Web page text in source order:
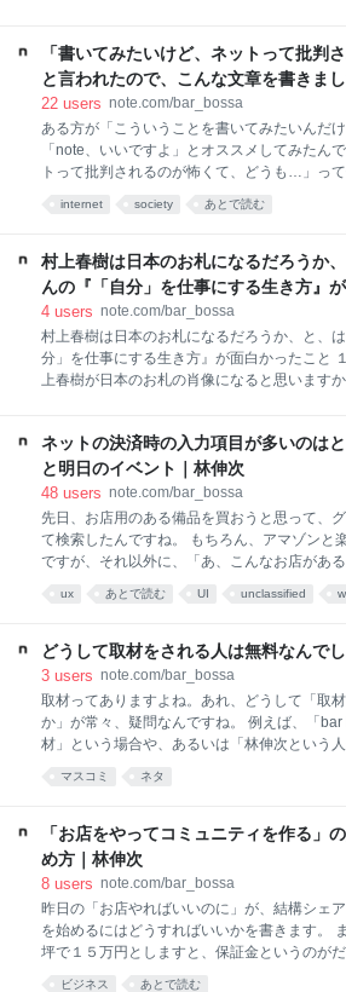
「駄作」がないんです。 これ、理由は、おそ
ビンもバカラックも、「今流行っている新し
ルにあまりトライしなかったから」だと思い
ョビンが電子ピアノ
本で演奏できる機会があれば、連絡ください
「お、結構いいなあ」とか思ったりはするこ
のですが、そういう海外アーティスト、どうい
を用意して、どういう手続きが必要で、とか
からないんですね。 そういう情報、本にして
のは難しいけど、noteで１万字弱くらいで解説
あるいは海外旅行をしてて、すごく美味しいワ
つけるとき、ありますよね。 それってどうや
入できるのかなあってたまに思うんですね。
対に
「書いてみたいけど、ネットって批判
と言われたので、こんな文章を書きま
22 users note.com/bar_bossa
ある方が「こういうことを書いてみたいんだけ
「note、いいですよ」とオススメしてみたん
トって批判されるのが怖くて、どうも…」っ
立つことを書いたり、新しい意見を書いたり
ね。 あなたは批判されたことありますか？ 初
を始めたばかりのとき、コメント欄に「いい
ぎです」みたいなことを書かれたんです。 ま
けるということは、出版関係とか研究者のよ
しょう。 でもこれ、すごく落ち込みました。
がコメント欄で僕の文章を擁護してくれまし
なあって痛感しました。 →ちなみにその時か
りで困っていると、出き
internet society あとで読む
村上春樹は日本のお札になるだろうか
んの『「自分」を仕事にする生き方』
林伸次
4 users note.com/bar_bossa
村上春樹は日本のお札になるだろうか、と、
分」を仕事にする生き方』が面白かったこと
上春樹が日本のお札の肖像になると思います
ね。その頃、まあとにかく周りの全員が読ん
時を思い出しますと、「村上春樹が好き」っ
雰囲気だったんです。 フィッツジェラルドや
村上春樹も読むかなって感じで、すごく遠回
す。 わかりますよね。 でも村上春樹がずっと
も評価されたりすると、堂々と好きって言っ
僕くらいのちょっと
ネットの決済時の入力項目が多いのはと
と明日のイベント｜林伸次
48 users note.com/bar_bossa
先日、お店用のある備品を買おうと思って、
て検索したんですね。 もちろん、アマゾンと
ですが、それ以外に、「あ、こんなお店があ
あったんです。 そのお店をクリックしたとこ
中に「飲食店で働いた経験者」がいるのでし
安ければ安いほどいいんだよなあ」とかって
んです。 欲しかったものも見つかり、それを
ージにいったところ、まあとにかく、すごく
しなきゃいけなくなってまして。 うちのお店
職(そんなものないです)、住所も郵便番号から
で、とにかくたくさん入
ux あとで読む UI unclassified
どうして取材をされる人は無料なんで
3 users note.com/bar_bossa
取材ってありますよね。あれ、どうして「取
か」が常々、疑問なんですね。 例えば、「
材」という場合や、あるいは「林伸次という
ます。というか、むしろこちらから「お願い
り作り話です）。 「今、アナログレコードが
度、『なぜ若者の間でアナログレコードが流
集を考えていまして、是非、林さんにお話を
かって感じで、メールとか電話があるんです
いて、１時間くらい「バーでレコードをかけ
いう反応をいただくか」とか、「どういう場
っているか」とか、「
マスコミ ネタ
「お店をやってコミュニティを作る」
め方｜林伸次
8 users note.com/bar_bossa
昨日の「お店やればいいのに」が、結構シェ
を始めるにはどうすればいいかを書きます。
坪で１５万円としますと、保証金というのが
で、１５０万円かかります。 これが新宿とか
ビジネス あとで読む